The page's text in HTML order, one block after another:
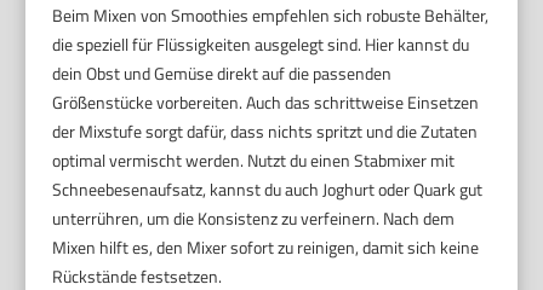
Beim Mixen von Smoothies empfehlen sich robuste Behälter,
die speziell für Flüssigkeiten ausgelegt sind. Hier kannst du
dein Obst und Gemüse direkt auf die passenden
Größenstücke vorbereiten. Auch das schrittweise Einsetzen
der Mixstufe sorgt dafür, dass nichts spritzt und die Zutaten
optimal vermischt werden. Nutzt du einen Stabmixer mit
Schneebesenaufsatz, kannst du auch Joghurt oder Quark gut
unterrühren, um die Konsistenz zu verfeinern. Nach dem
Mixen hilft es, den Mixer sofort zu reinigen, damit sich keine
Rückstände festsetzen.